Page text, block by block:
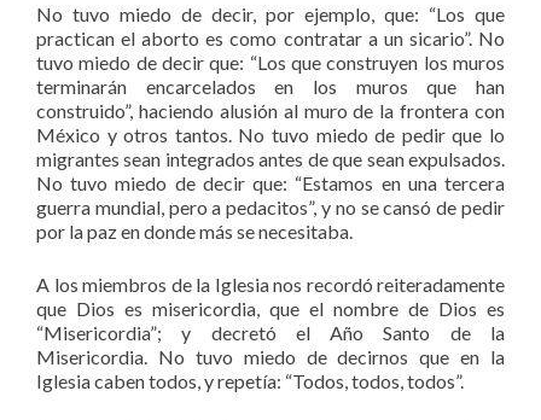
No tuvo miedo de decir, por ejemplo, que: “Los que
practican el aborto es como contratar a un sicario”. No
tuvo miedo de decir que: “Los que construyen los muros
terminarán encarcelados en los muros que han
construido”, haciendo alusión al muro de la frontera con
México y otros tantos. No tuvo miedo de pedir que lo
migrantes sean integrados antes de que sean expulsados.
No tuvo miedo de decir que: “Estamos en una tercera
guerra mundial, pero a pedacitos”, y no se cansó de pedir
por la paz en donde más se necesitaba.
A los miembros de la Iglesia nos recordó reiteradamente
que Dios es misericordia, que el nombre de Dios es
“Misericordia”; y decretó el Año Santo de la
Misericordia. No tuvo miedo de decirnos que en la
Iglesia caben todos, y repetía: “Todos, todos, todos”.